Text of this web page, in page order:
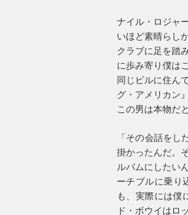
ナイル・ロジャ
いほど素晴らし
クラブに足を踏
に歩み寄り僕は
同じビルに住ん
グ・アメリカン
この男は本物だ
「その会話を
掛かったんだ。
ルバムにしたい
ーチブルに乗り
も、実際には僕
ド・ボウイはロ